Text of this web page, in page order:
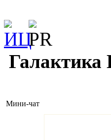
Галактика
Мини-чат